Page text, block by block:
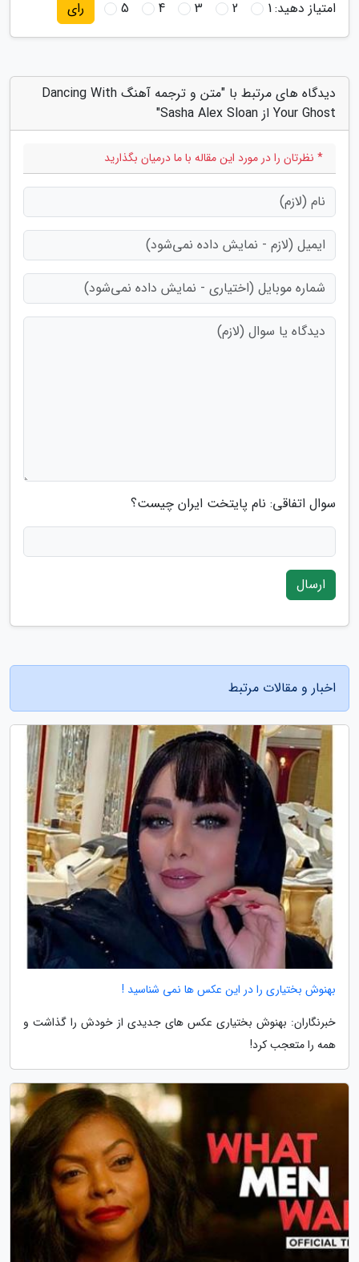
امتیاز دهید:1
2
3
4
5 رای
دیدگاه های مرتبط با "متن و ترجمه آهنگ Dancing With
Your Ghost از Sasha Alex Sloan"
* نظرتان را در مورد این مقاله با ما درمیان بگذارید
سوال اتفاقی: نام پایتخت ایران چیست؟
ارسال
اخبار و مقالات مرتبط
بهنوش بختیاری را در این عکس ها نمی شناسید !
خبرنگاران: بهنوش بختیاری عکس های جدیدی از خودش را گذاشت و
همه را متعجب کرد!